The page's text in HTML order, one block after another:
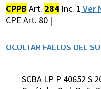
CPPB Art. 284 Inc. 1 Ver
CPE Art. 80 |
OCULTAR FALLOS DEL
SCBA LP P 40652 S